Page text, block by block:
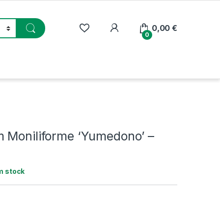
My Account
0
0,00€
Moniliforme ‘Yumedono’ –
stock